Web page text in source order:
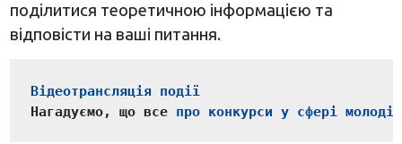
поділитися теоретичною інформацією та
відповісти на ваші питання.
Відеотрансляція події
Нагадуємо, що все про конкурси у сфері